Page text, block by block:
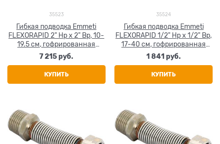
35523
Гибкая подводка Emmeti
FLEXORAPID 2" Нр х 2" Вр, 10-
19.5 см, гофрированная
нержавеющая сталь
7 215 руб.
КУПИТЬ
35524
Гибкая подводка Emmeti
FLEXORAPID 1/2" Нр х 1/2" Вр,
17-40 см, гофрированная
нержавеющая сталь
1 841 руб.
КУПИТЬ